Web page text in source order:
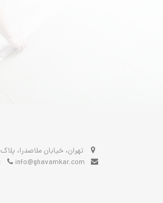
تهران، خیابان ملاصدرا، پلاک 178، طبقه
info@ghavamkar.com